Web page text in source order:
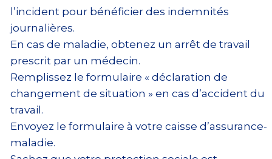
l’incident pour bénéficier des indemnités
journalières.
En cas de maladie, obtenez un arrêt de travail
prescrit par un médecin.
Remplissez le formulaire « déclaration de
changement de situation » en cas d’accident du
travail.
Envoyez le formulaire à votre caisse d’assurance-
maladie.